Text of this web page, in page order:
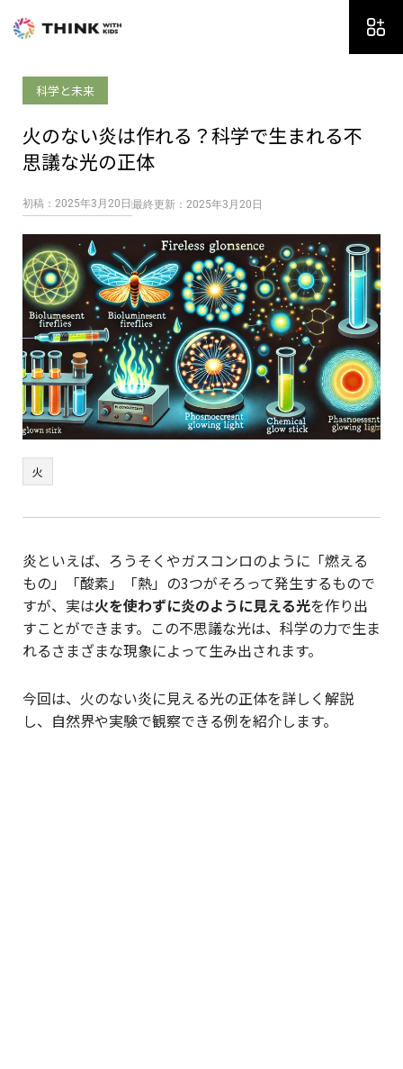
科学と未来
火のない炎は作れる？科学で生まれる不
思議な光の正体
初稿：2025年3月20日 最終更新：2025年3月20日
火
炎といえば、ろうそくやガスコンロのように「燃える
もの」「酸素」「熱」の3つがそろって発生するもので
すが、実は火を使わずに炎のように見える光を作り出
すことができます。この不思議な光は、科学の力で生ま
れるさまざまな現象によって生み出されます。
今回は、火のない炎に見える光の正体を詳しく解説
し、自然界や実験で観察できる例を紹介します。